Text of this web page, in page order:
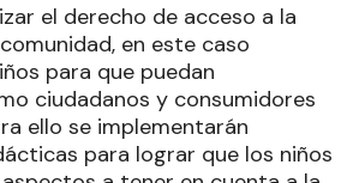
el derecho de acceso a la
en este caso
para que puedan
ciudadanos y consumidores
ello se implementarán
para lograr que los niños